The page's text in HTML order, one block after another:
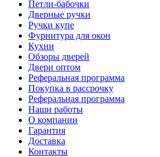
Петли-бабочки
Дверные ручки
Ручки купе
Фурнитура для окон
Кухни
Обзоры дверей
Двери оптом
Реферальная программа
Покупка в рассрочку
Реферальная программа
Наши работы
О компании
Гарантия
Доставка
Контакты